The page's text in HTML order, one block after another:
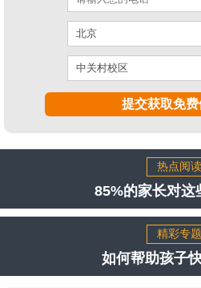
提交获取免
热点阅读
85%的家长对这
精彩专题
如何帮助孩子